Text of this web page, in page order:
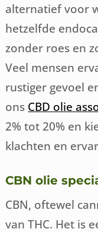
alternatief voor
hetzelfde
zonder roes en
Veel mensen
rustiger gevoel
ons CBD olie
2% tot 20% en
klachten en
CBN olie
CBN, oftewel
van THC. Het is